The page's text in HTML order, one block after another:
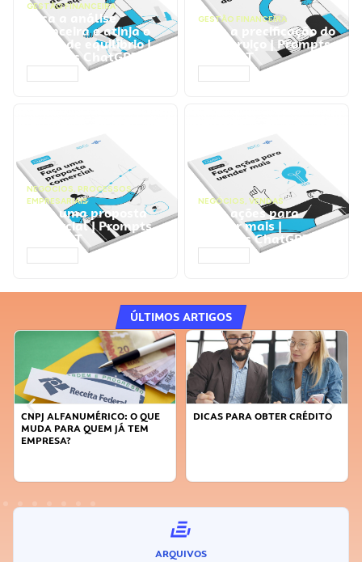
GESTÃO FINANCEIRA
Faça a análise
financeira e atinja o
ponto de equilíbrio |
Prompts ChatGPT
GESTÃO FINANCEIRA
Faça a precificação do
seu serviço | Prompts
ChatGPT
NEGÓCIOS, PROCESSOS
EMPRESARIAIS
Faça uma proposta
comercial | Prompts
ChatGPT
NEGÓCIOS, VENDAS
Faça ações para
vender mais |
Prompts ChatGPT
ÚLTIMOS ARTIGOS
DICAS PARA OBTER CRÉDITO
FAÇA A DIFERENÇA: SEJA
ARQUIVOS